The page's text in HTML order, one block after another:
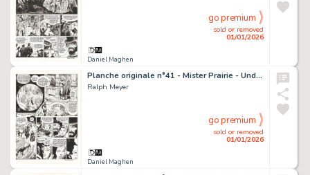
Daniel Maghen
sold or removed
01/01/2026
go premium
Planche originale n°41 - Mister Prairie - Undertaker
Ralph Meyer
Daniel Maghen
sold or removed
01/01/2026
go premium